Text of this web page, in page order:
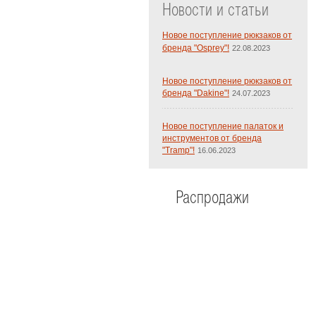
Новости и статьи
Новое поступление рюкзаков от
бренда "Osprey"! 22.08.2023
Новое поступление рюкзаков от
бренда "Dakine"! 24.07.2023
Новое поступление палаток и
инструментов от бренда
"Tramp"! 16.06.2023
Распродажи